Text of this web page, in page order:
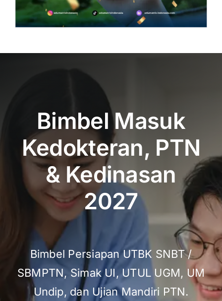
Bimbel Masuk
Kedokteran, PTN
& Kedinasan
2027
Bimbel Persiapan UTBK SNBT /
SBMPTN, Simak UI, UTUL UGM, UM
Undip, dan Ujian Mandiri PTN.